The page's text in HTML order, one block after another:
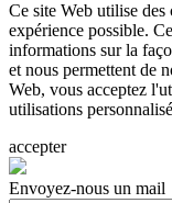
Ce site Web utilise
expérience possible.
informations sur la
et nous permettent de
Web, vous acceptez
utilisations
accepter
Envoyez-nous un mail